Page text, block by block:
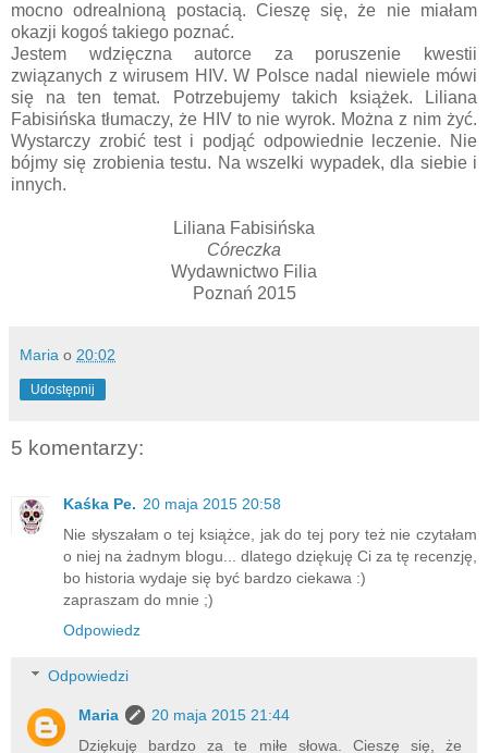
mocno odrealnioną postacią. Cieszę się, że nie miałam
okazji kogoś takiego poznać.
Jestem wdzięczna autorce za poruszenie kwestii
związanych z wirusem HIV. W Polsce nadal niewiele mówi
się na ten temat. Potrzebujemy takich książek. Liliana
Fabisińska tłumaczy, że HIV to nie wyrok. Można z nim żyć.
Wystarczy zrobić test i podjąć odpowiednie leczenie. Nie
bójmy się zrobienia testu. Na wszelki wypadek, dla siebie i
innych.
Liliana Fabisińska
Córeczka
Wydawnictwo Filia
Poznań 2015
Maria o 20:02
Udostępnij
5 komentarzy:
Kaśka Pe. 20 maja 2015 20:58
Nie słyszałam o tej książce, jak do tej pory też nie czytałam
o niej na żadnym blogu... dlatego dziękuję Ci za tę recenzję,
bo historia wydaje się być bardzo ciekawa :)
zapraszam do mnie ;)
Odpowiedz
Odpowiedzi
Maria
20 maja 2015 21:44
Dziękuję bardzo za te miłe słowa. Cieszę się, że